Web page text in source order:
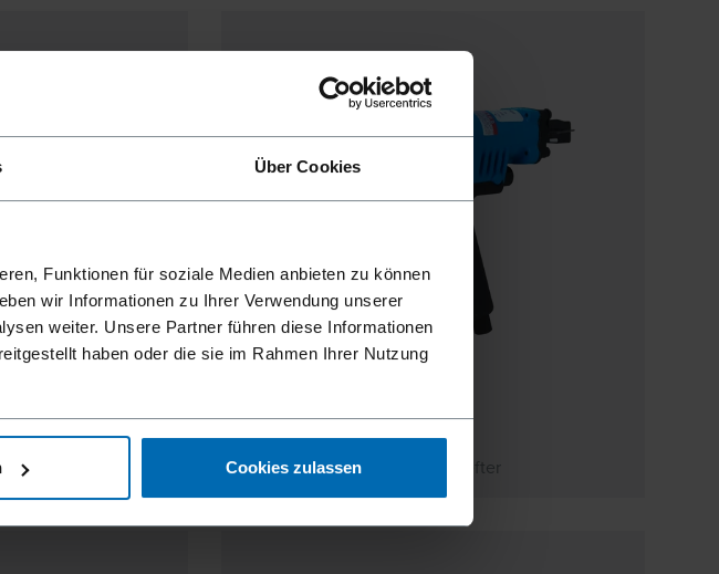
Über Cookies
Funktionen für soziale Medien anbieten zu können
wir Informationen zu Ihrer Verwendung unserer
weiter. Unsere Partner führen diese Informationen
haben oder die sie im Rahmen Ihrer Nutzung
Cookies zulassen
F CL 24
12,8 mm, Hog Ring Zangenhefter